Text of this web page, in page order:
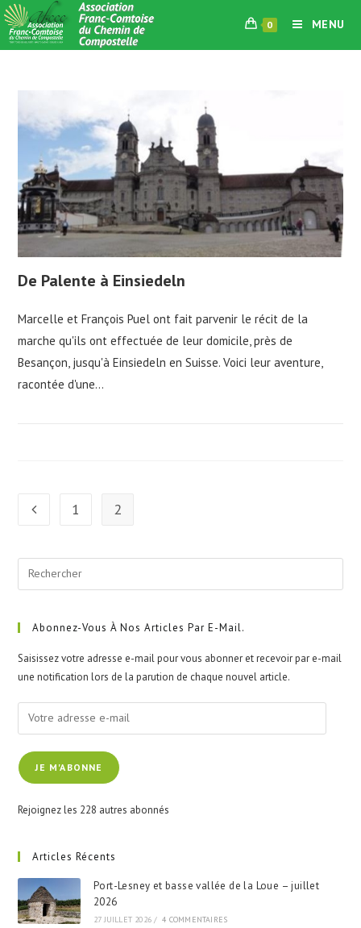
Skip
to
content
0 MENU
De Palente à Einsiedeln
Marcelle et François Puel ont fait parvenir le récit de la
marche qu'ils ont effectuée de leur domicile, près de
Besançon, jusqu'à Einsiedeln en Suisse. Voici leur aventure,
racontée d'une…
Go to the previous page
1 2
Abonnez-Vous À Nos Articles Par E-Mail.
Saisissez votre adresse e-mail pour vous abonner et recevoir par e-mail
une notification lors de la parution de chaque nouvel article.
Votre
adresse
e-
mailJE M'ABONNE
Rejoignez les 228 autres abonnés
Articles Récents
Port-Lesney et basse vallée de la Loue – juillet
2026
27 JUILLET 2026 / 4 COMMENTAIRES